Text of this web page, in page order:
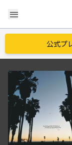
menu
公式プ